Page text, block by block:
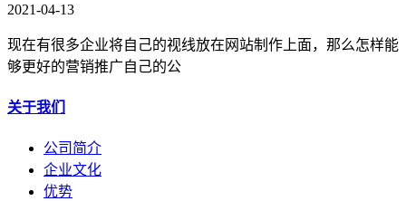
2021-04-13
现在有很多企业将自己的视线放在网站制作上面，那么怎样能
够更好的营销推广自己的公
关于我们
公司简介
企业文化
优势